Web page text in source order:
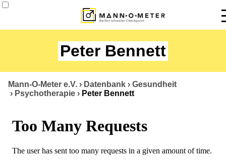
Termine
Angebote
Datenbank
Kontakt
Peter Bennett
Mann-O-Meter e.V. › Datenbank › Gesundheit
› Psychotherapie › Peter Bennett